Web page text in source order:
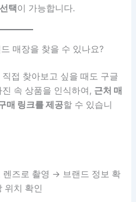
택 이 가능합니다.
매장을 찾을 수 있나요?
접 찾아보고 싶을 때도 구글
속 상품을 인식하여, 근처 매
매 링크를 제공할 수 있습니
렌즈로 촬영 → 브랜드 정보 확
위치 확인